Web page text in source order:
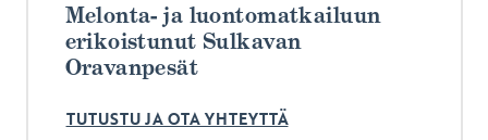
Melonta- ja luontomatkailuun
erikoistunut Sulkavan
Oravanpesät
TUTUSTU JA OTA YHTEYTTÄ